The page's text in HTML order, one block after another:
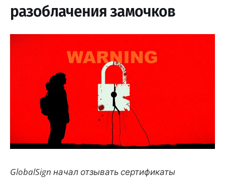
разоблачения замочков
GlobalSign начал отзывать сертификаты